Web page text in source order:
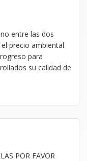
entre las dos
precio ambiental
para
su calidad de
POR FAVOR